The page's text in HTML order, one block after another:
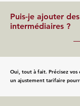
Puis-je ajouter
intermédiaires ?
Oui, tout à fait. Précisez vos
un ajustement tarifaire